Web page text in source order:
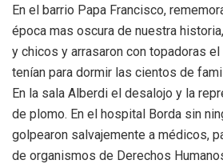
En el barrio Papa Francisco,
época mas oscura de nuestra
y chicos y arrasaron con topadoras
tenían para dormir las cientos de
En la sala Alberdi el desalojo y la
de plomo. En el hospital Borda sin
golpearon salvajemente a médicos,
de organismos de Derechos